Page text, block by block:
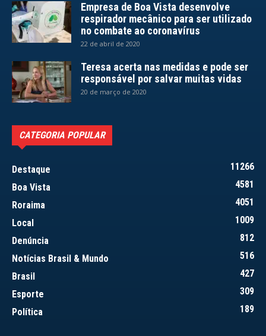
Empresa de Boa Vista desenvolve
respirador mecânico para ser utilizado
no combate ao coronavírus
22 de abril de 2020
Teresa acerta nas medidas e pode ser
responsável por salvar muitas vidas
20 de março de 2020
CATEGORIA POPULAR
Destaque
11266
Boa Vista
4581
Roraima
4051
Local
1009
Denúncia
812
Notícias Brasil & Mundo
516
Brasil
427
Esporte
309
Política
189